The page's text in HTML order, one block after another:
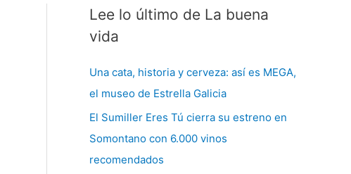
Lee lo último de La buena
vida
Una cata, historia y cerveza: así es MEGA,
el museo de Estrella Galicia
El Sumiller Eres Tú cierra su estreno en
Somontano con 6.000 vinos
recomendados
C
a
e
g
o
r
í